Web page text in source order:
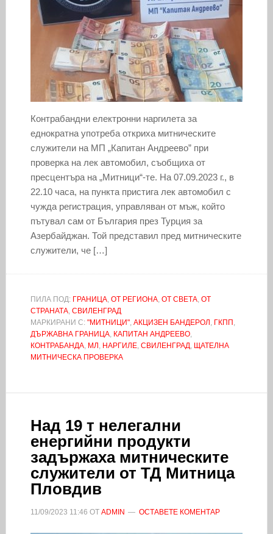
Контрабандни електронни наргилета за
еднократна употреба откриха митническите
служители на МП „Капитан Андреево” при
проверка на лек автомобил, съобщиха от
пресцентъра на „Митници“-те. На 07.09.2023 г., в
22.10 часа, на пункта пристига лек автомобил с
чужда регистрация, управляван от мъж, който
пътувал сам от България през Турция за
Азербайджан. Той представил пред митническите
служители, че […]
ПИЛА ПОД: ГРАНИЦА, ОТ РЕГИОНА, ОТ СВЕТА, ОТ
СТРАНАТА, СВИЛЕНГРАД
МАРКИРАНИ С: "МИТНИЦИ", АКЦИЗЕН БАНДЕРОЛ , ГКПП ,
ДЪРЖАВНА ГРАНИЦА, КАПИТАН АНДРЕЕВО,
КОНТРАБАНДА, МЛ , НАРГИЛЕ, СВИЛЕНГРАД, ЩАТЕЛНА
МИТНИЧЕСКА ПРОВЕРКА
Над 19 т нелегални
енергийни продукти
задържаха митническите
служители от ТД Митница
Пловдив
11/09/2023 11:46 ОТ ADMIN ОСТАВЕТЕ КОМЕНТАР